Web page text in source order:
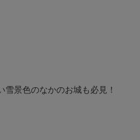
景色のなかのお城も必見！